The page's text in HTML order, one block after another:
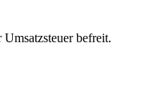
befreit.